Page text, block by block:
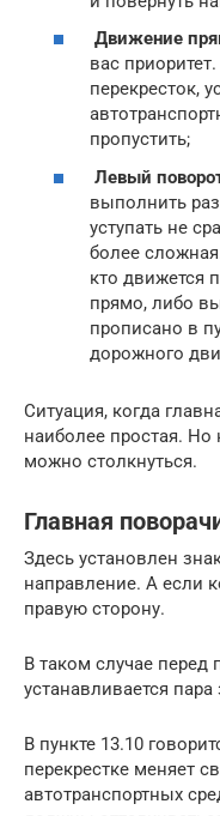
Движение
вас
перекресток,
пропустить;
Левый
выполнить
уступать не
более
кто движется
прямо, либо
прописано в
дорожного
Ситуация, когда
наиболее простая. Но
можно столкнуться.
Главная
Здесь установлен
направление. А если
правую сторону.
В таком случае перед
устанавливается пара
В пункте 13.10
перекрестке меняет
автотранспортных